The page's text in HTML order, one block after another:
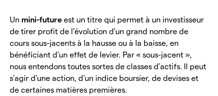
Un mini-future est un titre qui permet à un investisseur
de tirer profit de l’évolution d’un grand nombre de
cours sous-jacents à la hausse ou à la baisse, en
bénéficiant d’un effet de levier. Par « sous-jacent »,
nous entendons toutes sortes de classes d’actifs. Il peut
s’agir d’une action, d’un indice boursier, de devises et
de certaines matières premières.